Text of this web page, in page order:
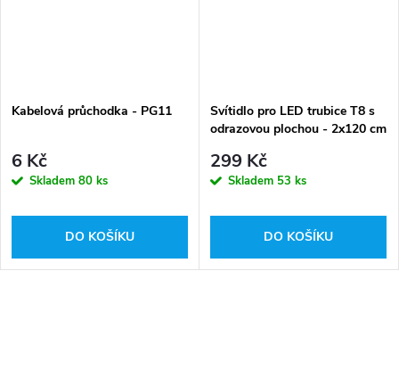
Kabelová průchodka - PG11
6 Kč
Skladem 80 ks
DO KOŠÍKU
Svítidlo pro LED trubice T8 s
odrazovou plochou - 2x120 cm
299 Kč
Skladem 53 ks
DO KOŠÍKU